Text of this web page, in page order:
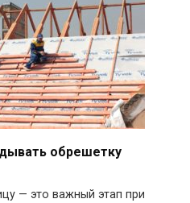
обрешетку
— это важный этап при